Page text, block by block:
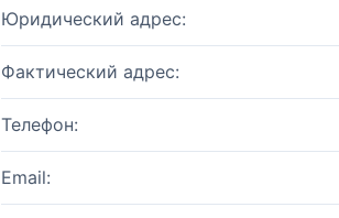
Юридический адрес:
Фактический адрес:
Телефон:
Email: